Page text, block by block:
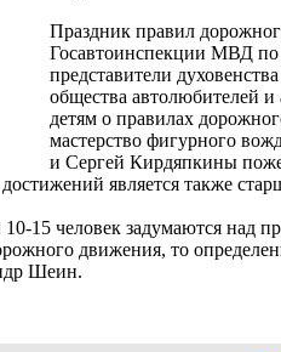
Праздник правил
Госавтоинспекции МВД по
представители
общества автолюбителей
детям о правилах
мастерство фигурного
и Сергей Кирдяпкины
является также
10-15человек задумаются над
движения, то
Шеин.